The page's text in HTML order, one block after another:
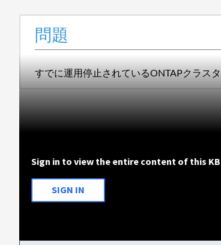
問題
すでに運用停止されているONTAPクラス
Sign in to view the entire content of this
SIGN IN